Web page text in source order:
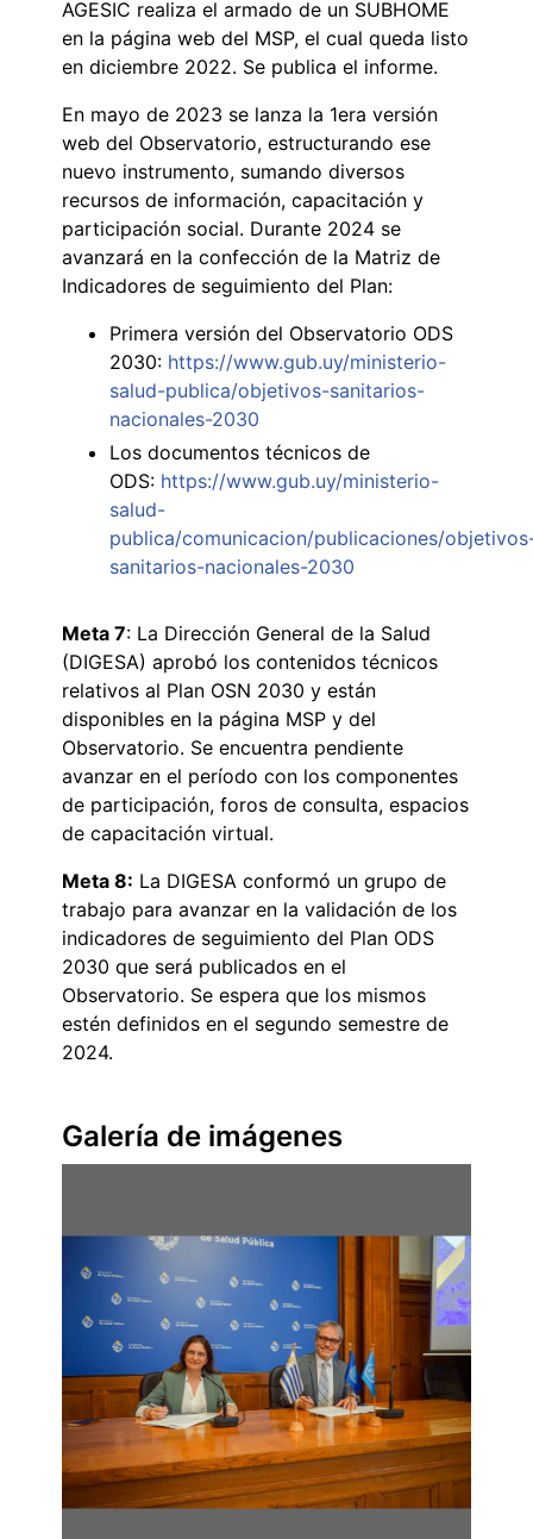
AGESIC realiza el armado de un SUBHOME
en la página web del MSP, el cual queda listo
en diciembre 2022. Se publica el informe.
En mayo de 2023 se lanza la 1era versión
web del Observatorio, estructurando ese
nuevo instrumento, sumando diversos
recursos de información, capacitación y
participación social. Durante 2024 se
avanzará en la confección de la Matriz de
Indicadores de seguimiento del Plan:
Primera versión del Observatorio ODS
2030: https://www.gub.uy/ministerio-
salud-publica/objetivos-sanitarios-
nacionales-2030
Los documentos técnicos de
ODS: https://www.gub.uy/ministerio-
salud-
publica/comunicacion/publicaciones/
sanitarios-nacionales-2030
Meta 7: La Dirección General de la Salud
(DIGESA) aprobó los contenidos técnicos
relativos al Plan OSN 2030 y están
disponibles en la página MSP y del
Observatorio. Se encuentra pendiente
avanzar en el período con los componentes
de participación, foros de consulta, espacios
de capacitación virtual.
Meta 8: La DIGESA conformó un grupo de
trabajo para avanzar en la validación de los
indicadores de seguimiento del Plan ODS
2030 que será publicados en el
Observatorio. Se espera que los mismos
estén definidos en el segundo semestre de
2024.
Galería de imágenes